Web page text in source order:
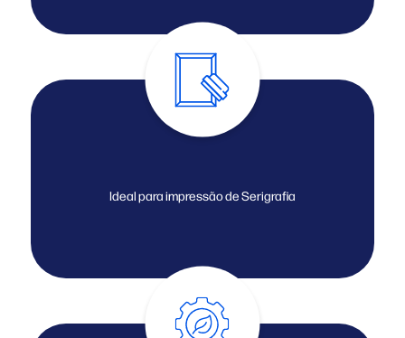
Ideal para impressão de Serigrafia